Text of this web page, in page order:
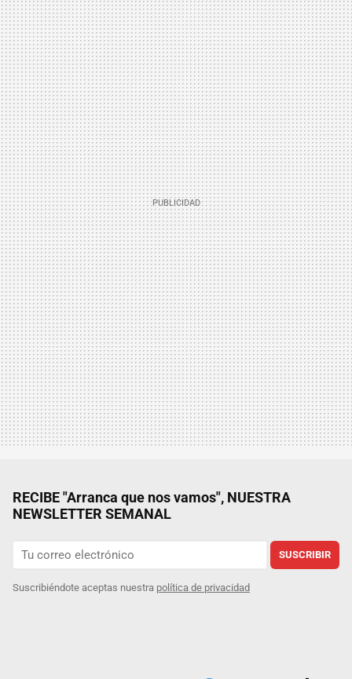
RECIBE "Arranca que nos vamos", NUESTRA
NEWSLETTER SEMANAL
SUSCRIBIR
Suscribiéndote aceptas nuestra política de privacidad